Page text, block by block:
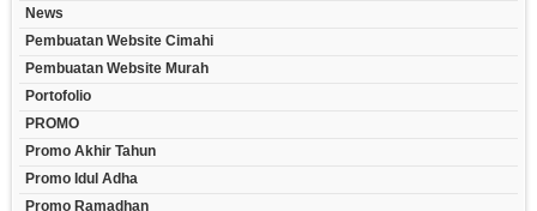
News
Pembuatan Website Cimahi
Pembuatan Website Murah
Portofolio
PROMO
Promo Akhir Tahun
Promo Idul Adha
Promo Ramadhan